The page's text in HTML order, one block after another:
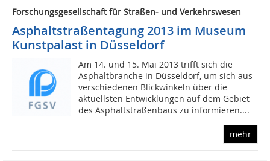
Forschungsgesellschaft für Straßen- und Verkehrswesen
Asphaltstraßentagung 2013 im Museum
Kunstpalast in Düsseldorf
Am 14. und 15. Mai 2013 trifft sich die
Asphaltbranche in Düsseldorf, um sich aus
verschiedenen Blickwinkeln über die
aktuellsten Entwicklungen auf dem Gebiet
des Asphaltstraßenbaus zu informieren....
mehr